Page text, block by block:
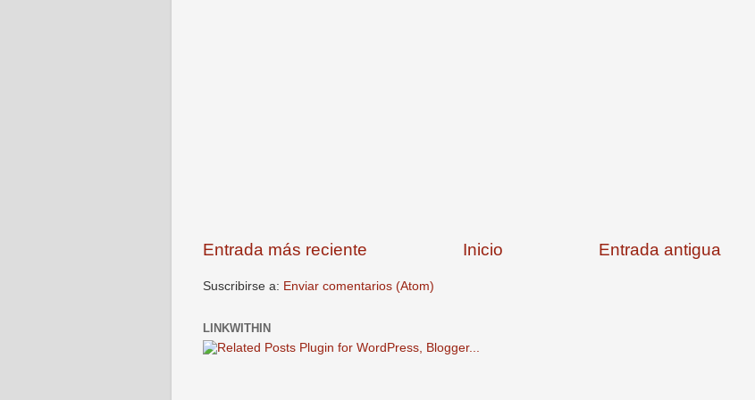
Entrada más reciente Entrada antigua
Inicio
Suscribirse a: Enviar comentarios (Atom)
LINKWITHIN